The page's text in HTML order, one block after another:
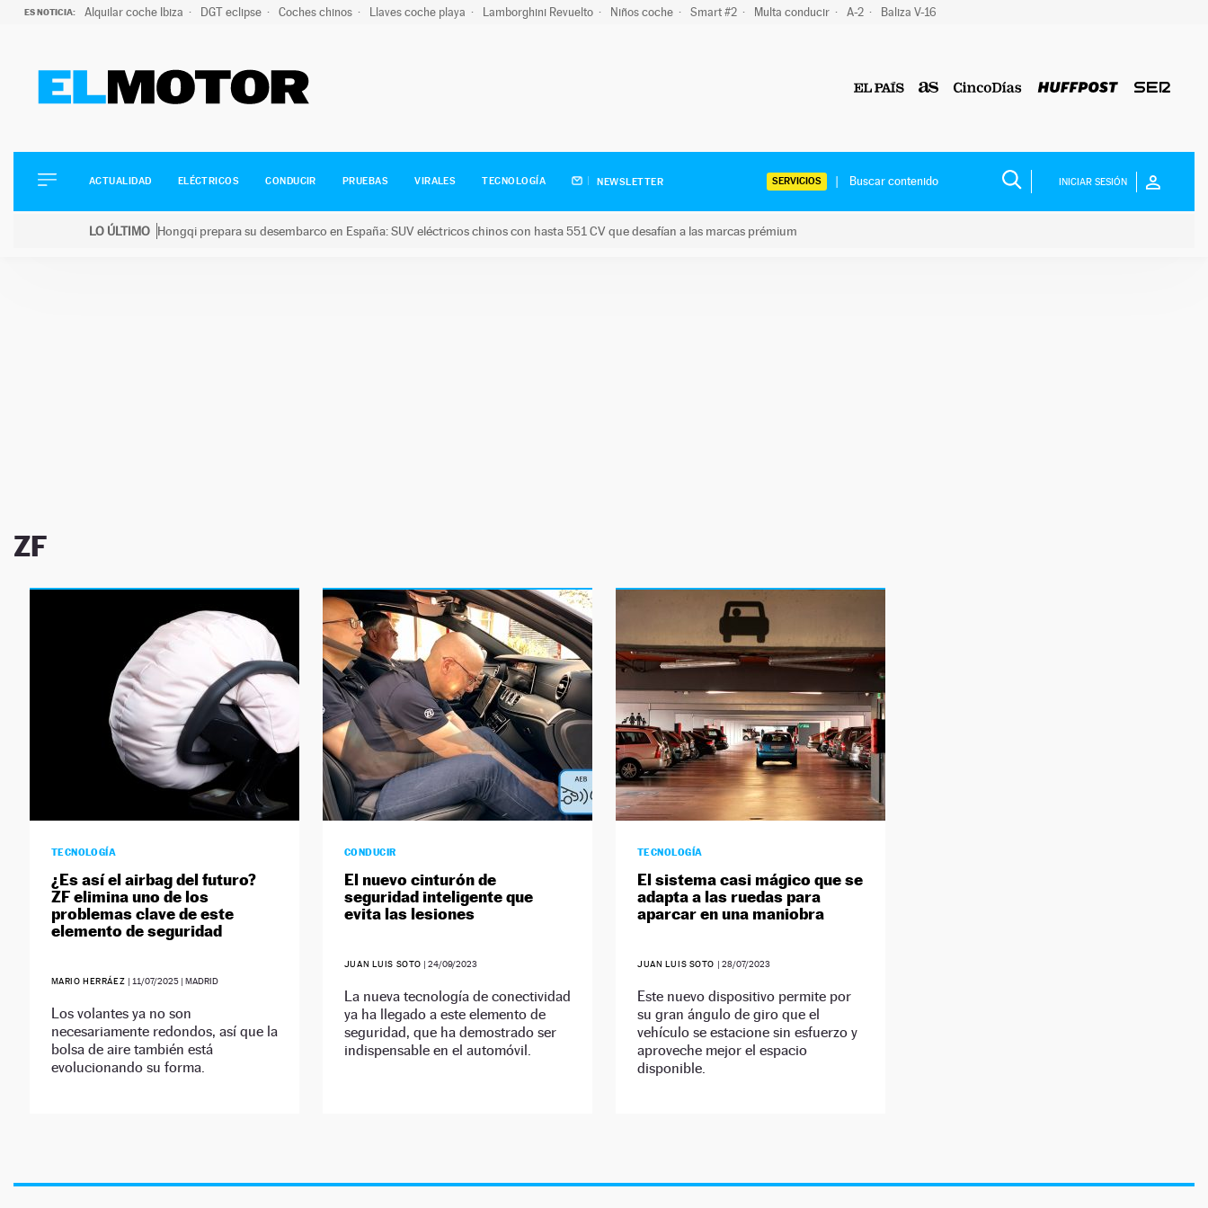
ES NOTICIA: Alquilar coche Ibiza DGT eclipse Coches chinos Llaves coche playa Lamborghini Revuelto Niños coche Smart #2 Multa conducir A-2 Baliza V-16
ELÉCTRICOS
CONDUCIR
ACTUALIDAD ELÉCTRICOS CONDUCIR PRUEBAS VIRALES TECNOLOGÍA NEWSLETTER SERVICIOS INICIAR SESIÓN
LO ÚLTIMO Hongqi prepara su desembarco en España: SUV eléctricos chinos con hasta 551 CV que desafían a las marcas prémium
ZF
TECNOLOGÍA
¿Es así el airbag del futuro?
ZF elimina uno de los
problemas clave de este
elemento de seguridad
MARIO HERRÁEZ | 11/07/2025| MADRID
Los volantes ya no son
necesariamente redondos, así que la
bolsa de aire también está
evolucionando su forma.
CONDUCIR
El nuevo cinturón de
seguridad inteligente que
evita las lesiones
JUAN LUIS SOTO |24/09/2023
La nueva tecnología de conectividad
ya ha llegado a este elemento de
seguridad, que ha demostrado ser
indispensable en el automóvil.
TECNOLOGÍA
El sistema casi mágico que se
adapta a las ruedas para
aparcar en una maniobra
JUAN LUIS SOTO | 28/07/2023
Este nuevo dispositivo permite por
su gran ángulo de giro que el
vehículo se estacione sin esfuerzo y
aproveche mejor el espacio
disponible.